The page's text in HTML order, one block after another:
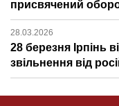
присвячений
28.03.2026
28 березня Ірпінь
звільнення від